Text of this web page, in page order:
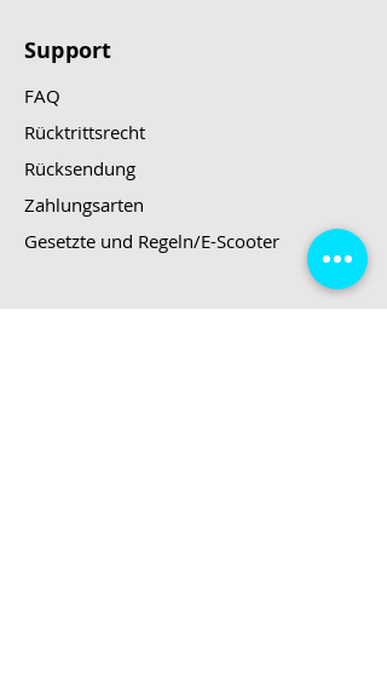
Support
FAQ
Rücktrittsrecht
Rücksendung
Zahlungsarten
Gesetzte und Regeln/E-Scooter